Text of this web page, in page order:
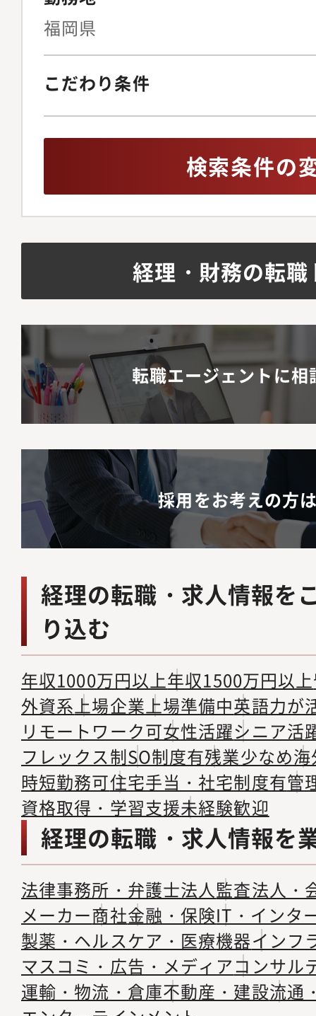
福岡県
こだわり条件
検索条件の
経理・財務の転
転職エージェントに相
採用をお考えの方
経理の転職・求人情報を
り込む
年収1000万円以上年収1500万円以上
外資系上場企業上場準備中英語力が
リモートワーク可女性活躍シニア活
フレックス制SO制度有残業少なめ
時短勤務可住宅手当・社宅制度有管
資格取得・学習支援未経験歓迎
経理の転職・求人情報を
法律事務所・弁護士法人監査法人・
メーカー商社金融・保険IT・インタ
製薬・ヘルスケア・医療機器インフ
マスコミ・広告・メディアコンサル
運輸・物流・倉庫不動産・建設流通